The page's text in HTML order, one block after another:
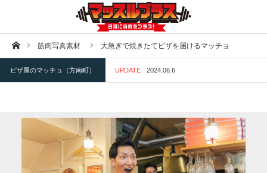
ホーム筋肉写真素材 大急ぎで焼きたてピザを届けるマッチョ
ピザ屋のマッチョ（方南町） UPDATE 2024.06.6